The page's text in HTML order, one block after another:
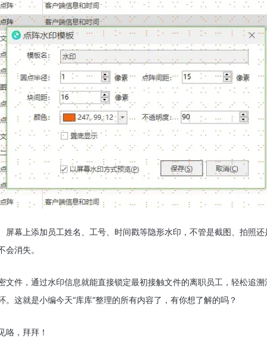
屏幕上添加员工姓名、工号、时间戳等隐形水印，不管是截图、拍照还
会消失。
文件，通过水印信息就能直接锁定最初接触文件的离职员工，轻松追
这就是小编今天“库库”整理的所有内容了，有你想了解的吗？
咯，拜拜！